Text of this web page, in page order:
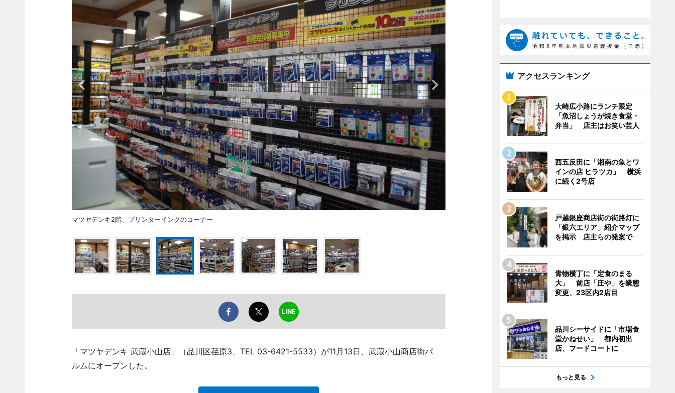
マツヤデンキ2階、プリンターインクのコーナー
「マツヤデンキ 武蔵小山店」（品川区荏原3、TEL 03-6421-5533）が11月13日、武蔵小山商店街パ
ルムにオープンした。
アクセスランキング
大崎広小路にランチ限定
「魚沼しょうが焼き食堂・
弁当」 店主はお笑い芸人
西五反田に「湘南の魚とワ
インの店 ヒラツカ」 横浜
に続く2号店
戸越銀座商店街の街路灯に
「銀六エリア」紹介マップ
を掲示 店主らの発案で
青物横丁に「定食のまる
大」 前店「庄や」を業態
変更、23区内2店目
品川シーサイドに「市場食
堂かねせい」 都内初出
店、フードコートに
もっと見る